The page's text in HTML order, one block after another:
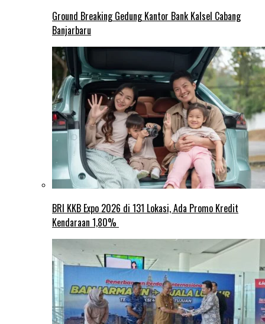
Ground Breaking Gedung Kantor Bank Kalsel Cabang
Banjarbaru
BRI KKB Expo 2026 di 131 Lokasi, Ada Promo Kredit
Kendaraan 1,80%